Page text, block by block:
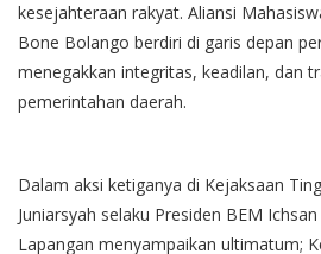
kesejahteraan rakyat. Aliansi
Bone Bolango berdiri di garis depan
menegakkan integritas, keadilan, dan
pemerintahan daerah.
Dalam aksi ketiganya di Kejaksaan
Juniarsyah selaku Presiden BEM
Lapangan menyampaikan ultimatum;